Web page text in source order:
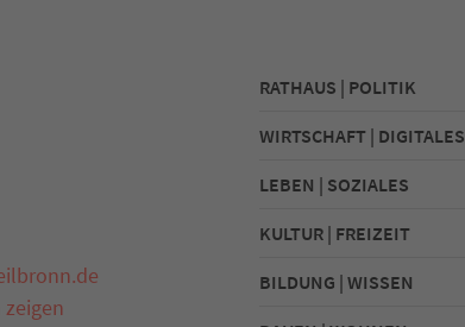
- Parkplätze für E-Fahrzeuge
Maps
- Parkplätze für E-Fahrzeuge
RATHAUS | POLITIK
WIRTSCHAFT | DIGITALES
LEBEN | SOZIALES
KULTUR | FREIZEIT
BILDUNG | WISSEN